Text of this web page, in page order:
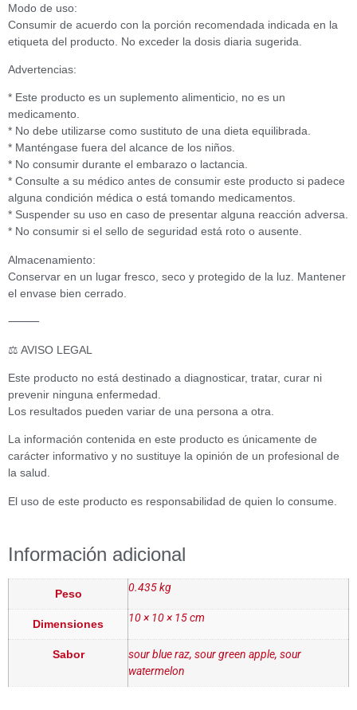
Modo de uso:
Consumir de acuerdo con la porción recomendada indicada en la
etiqueta del producto. No exceder la dosis diaria sugerida.
Advertencias:
* Este producto es un suplemento alimenticio, no es un
medicamento.
* No debe utilizarse como sustituto de una dieta equilibrada.
* Manténgase fuera del alcance de los niños.
* No consumir durante el embarazo o lactancia.
* Consulte a su médico antes de consumir este producto si padece
alguna condición médica o está tomando medicamentos.
* Suspender su uso en caso de presentar alguna reacción adversa.
* No consumir si el sello de seguridad está roto o ausente.
Almacenamiento:
Conservar en un lugar fresco, seco y protegido de la luz. Mantener
el envase bien cerrado.
⸻
⚖️ AVISO LEGAL
Este producto no está destinado a diagnosticar, tratar, curar ni
prevenir ninguna enfermedad.
Los resultados pueden variar de una persona a otra.
La información contenida en este producto es únicamente de
carácter informativo y no sustituye la opinión de un profesional de
la salud.
El uso de este producto es responsabilidad de quien lo consume.
Información adicional
Peso 0.435 kg
Dimensiones 10 × 10 × 15 cm
Sabor
sour blue raz, sour green apple, sour
watermelon